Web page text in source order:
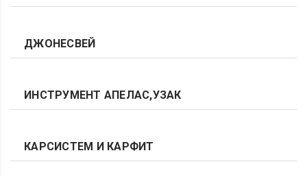
ДЖОНЕСВЕЙ
ИНСТРУМЕНТ АПЕЛАС,УЗАК
КАРСИСТЕМ И КАРФИТ